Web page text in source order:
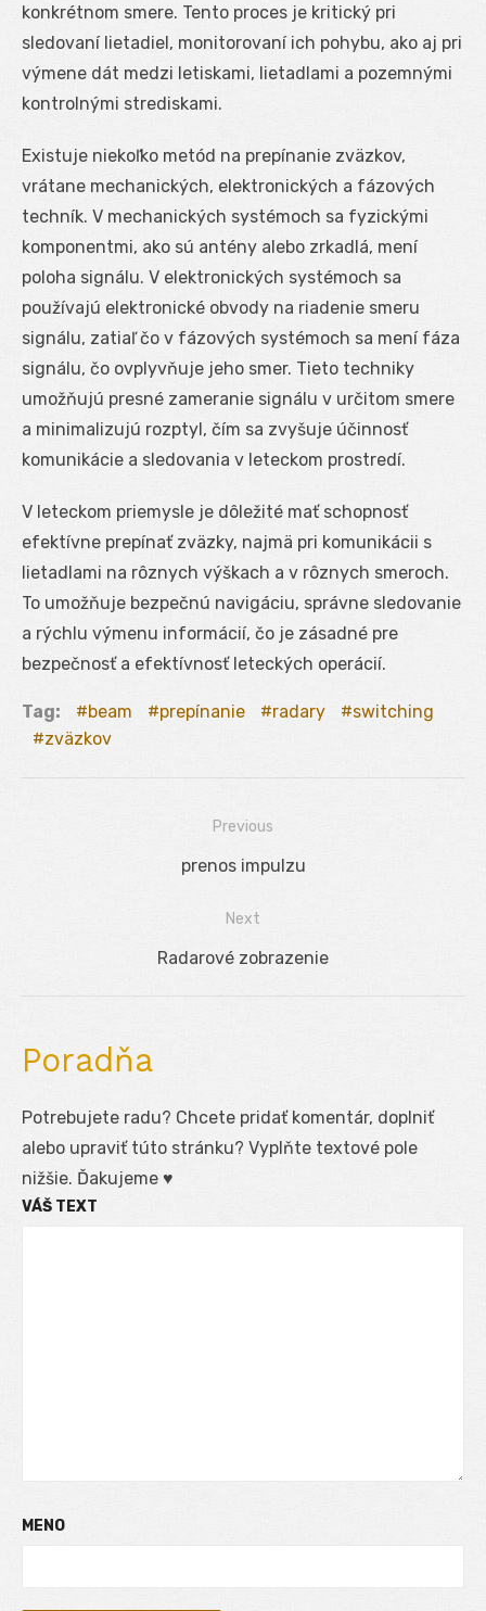
konkrétnom smere. Tento proces je kritický pri
sledovaní lietadiel, monitorovaní ich pohybu, ako aj pri
výmene dát medzi letiskami, lietadlami a pozemnými
kontrolnými strediskami.
Existuje niekoľko metód na prepínanie zväzkov,
vrátane mechanických, elektronických a fázových
techník. V mechanických systémoch sa fyzickými
komponentmi, ako sú antény alebo zrkadlá, mení
poloha signálu. V elektronických systémoch sa
používajú elektronické obvody na riadenie smeru
signálu, zatiaľ čo v fázových systémoch sa mení fáza
signálu, čo ovplyvňuje jeho smer. Tieto techniky
umožňujú presné zameranie signálu v určitom smere
a minimalizujú rozptyl, čím sa zvyšuje účinnosť
komunikácie a sledovania v leteckom prostredí.
V leteckom priemysle je dôležité mať schopnosť
efektívne prepínať zväzky, najmä pri komunikácii s
lietadlami na rôznych výškach a v rôznych smeroch.
To umožňuje bezpečnú navigáciu, správne sledovanie
a rýchlu výmenu informácií, čo je zásadné pre
bezpečnosť a efektívnosť leteckých operácií.
Tag: beam prepínanie radary
switching
zväzkov
Previous
Previous
prenos impulzu
Next
Next
Radarové zobrazenie
Poradňa
Potrebujete radu? Chcete pridať komentár, doplniť
alebo upraviť túto stránku? Vyplňte textové pole
nižšie. Ďakujeme ♥
VÁŠ TEXT
MENO